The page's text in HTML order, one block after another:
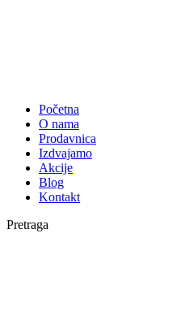
Početna
O nama
Prodavnica
Izdvajamo
Akcije
Blog
Kontakt
Pretraga